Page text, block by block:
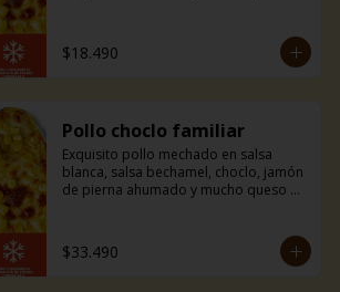
la casa.
$18.490
Pollo choclo familiar
Exquisito pollo mechado en salsa
blanca, salsa bechamel, choclo, jamón
de pierna ahumado y mucho queso
la casa.
$33.490